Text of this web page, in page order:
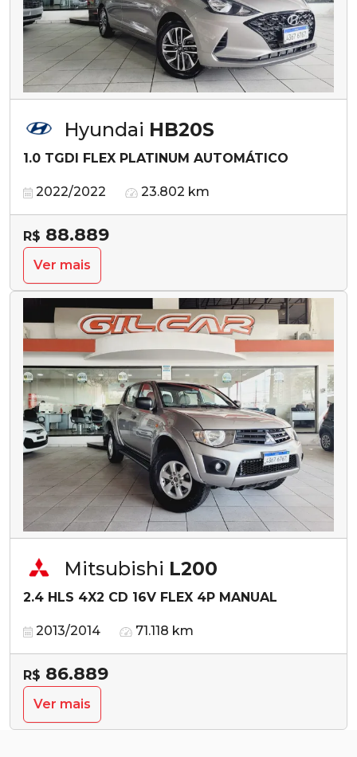
Hyundai HB20S
1.0 TGDI FLEX PLATINUM AUTOMÁTICO
2022/2022 23.802 km
R$ 88.889
Ver mais
Mitsubishi L200
2.4 HLS 4X2 CD 16V FLEX 4P MANUAL
2013/2014 71.118 km
R$ 86.889
Ver mais